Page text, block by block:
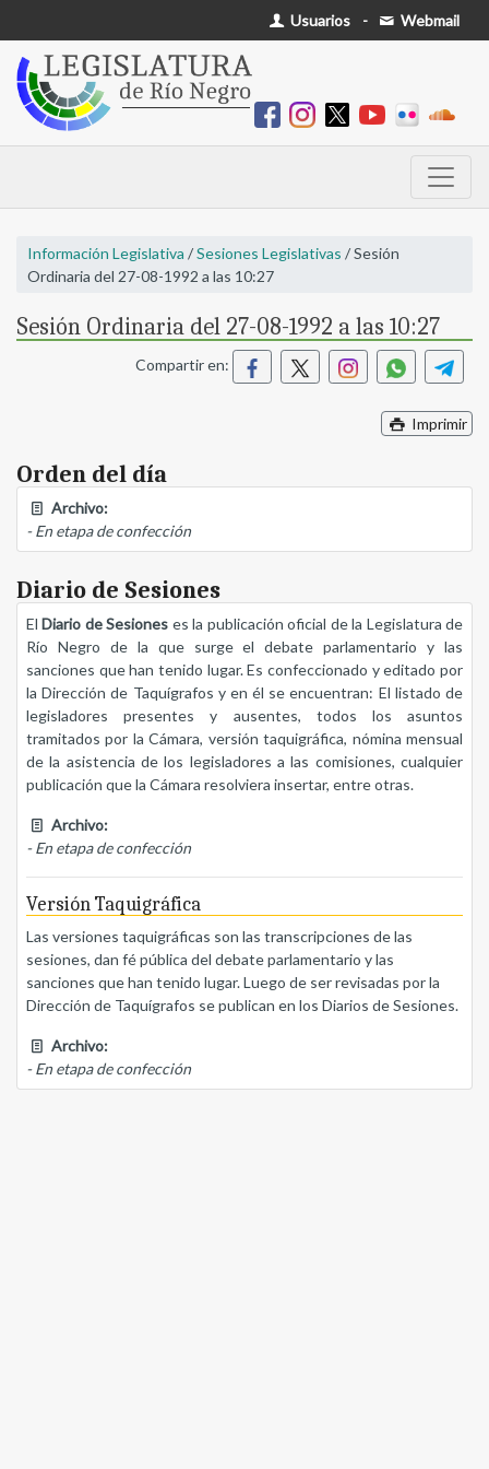
Usuarios - Webmail
Información Legislativa /Sesiones Legislativas / Sesión
Ordinaria del 27-08-1992 a las 10:27
Sesión Ordinaria del 27-08-1992 a las 10:27
Compartir en:
Imprimir
Orden del día
Archivo:
- En etapa de confección
Diario de Sesiones
ElDiario de Sesiones es la publicación oficial de la Legislatura de
Río Negro de la que surge el debate parlamentario y las
sanciones que han tenido lugar. Es confeccionado y editado por
la Dirección de Taquígrafos y en él se encuentran: El listado de
legisladores presentes y ausentes, todos los asuntos
tramitados por la Cámara, versión taquigráfica, nómina mensual
de la asistencia de los legisladores a las comisiones, cualquier
publicación que la Cámara resolviera insertar, entre otras.
Archivo:
- En etapa de confección
Versión Taquigráfica
Las versiones taquigráficas son las transcripciones de las
sesiones, dan fé pública del debate parlamentario y las
sanciones que han tenido lugar. Luego de ser revisadas por la
Dirección de Taquígrafos se publican en los Diarios de Sesiones.
Archivo:
- En etapa de confección